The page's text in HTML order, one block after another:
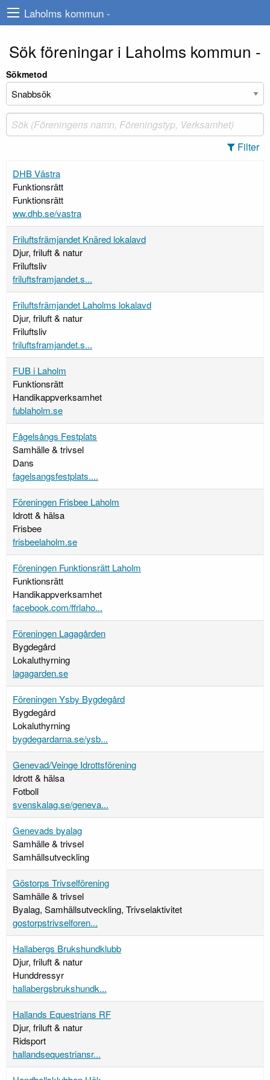
Laholms kommun -
Sök föreningar i Laholms kommun -
Sökmetod
Filter
DHB Västra
Funktionsrätt
Funktionsrätt
ww.dhb.se/vastra
Friluftsfrämjandet Knäred lokalavd
Djur, friluft & natur
Friluftsliv
friluftsframjandet.s...
Friluftsfrämjandet Laholms lokalavd
Djur, friluft & natur
Friluftsliv
friluftsframjandet.s...
FUB i Laholm
Funktionsrätt
Handikappverksamhet
fublaholm.se
Fågelsångs Festplats
Samhälle & trivsel
Dans
fagelsangsfestplats....
Föreningen Frisbee Laholm
Idrott & hälsa
Frisbee
frisbeelaholm.se
Föreningen Funktionsrätt Laholm
Funktionsrätt
Handikappverksamhet
facebook.com/ffrlaho...
Föreningen Lagagården
Bygdegård
Lokaluthyrning
lagagarden.se
Föreningen Ysby Bygdegård
Bygdegård
Lokaluthyrning
bygdegardarna.se/ysb...
Genevad/Veinge Idrottsförening
Idrott & hälsa
Fotboll
svenskalag.se/geneva...
Genevads byalag
Samhälle & trivsel
Samhällsutveckling
Göstorps Trivselförening
Samhälle & trivsel
Byalag, Samhällsutveckling, Trivselaktivitet
gostorpstrivselforen...
Hallabergs Brukshundklubb
Djur, friluft & natur
Hunddressyr
hallabergsbrukshundk...
Hallands Equestrians RF
Djur, friluft & natur
Ridsport
hallandsequestriansr...